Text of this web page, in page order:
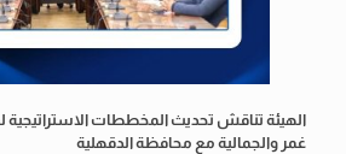
الهيئة تناقش تحديث المخططات الاستراتيجية
غمر والجمالية مع محافظة الدقهلية